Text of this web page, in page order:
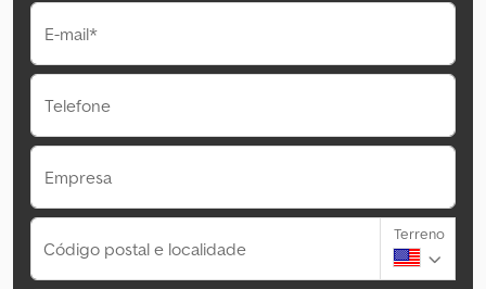
E-mail*
Telefone
Empresa
Código postal e localidade
Terreno